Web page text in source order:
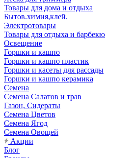
Товары для дома и отдыха
Бытов.химия,клей.
Электротовары
Товары для отдыха и барбекю
Освещение
Горшки и кашпо
Горшки и кашпо пластик
Горшки и касеты для рассады
Горшки и кашпо керамика
Семена
Семена Салатов и трав
Газон, Сидераты
Семена Цветов
Семена Ягод
Семена Овощей
Акции
Блог